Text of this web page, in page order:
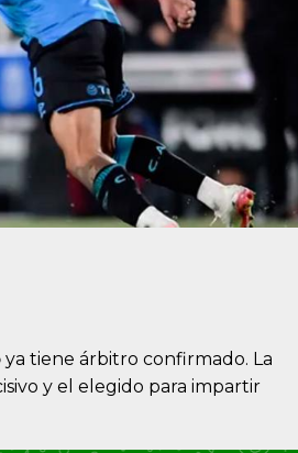
ya tiene árbitro confirmado. La
y el elegido para impartir